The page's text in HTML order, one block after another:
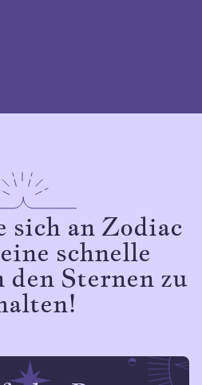
sich an Zodiac
schnelle
Sternen zu